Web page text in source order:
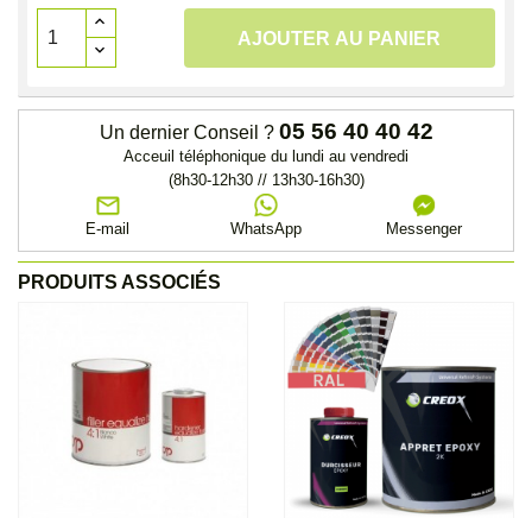
AJOUTER AU PANIER
Un dernier Conseil ? 05 56 40 40 42
Acceuil téléphonique du lundi au vendredi
(8h30-12h30 // 13h30-16h30)
E-mail WhatsApp Messenger
PRODUITS ASSOCIÉS